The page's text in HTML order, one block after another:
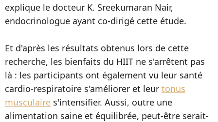
explique le docteur K. Sreekumaran Nair,
endocrinologue ayant co-dirigé cette étude.
Et d'après les résultats obtenus lors de cette
recherche, les bienfaits du HIIT ne s'arrêtent pas
là : les participants ont également vu leur santé
cardio-respiratoire s'améliorer et leur tonus
musculaire s'intensifier. Aussi, outre une
alimentation saine et équilibrée, peut-être serait-